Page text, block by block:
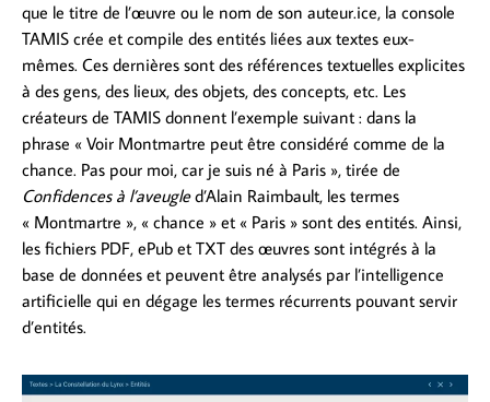
que le titre de l’œuvre ou le nom de son auteur.ice, la console
TAMIS crée et compile des entités liées aux textes eux-
mêmes. Ces dernières sont des références textuelles explicites
à des gens, des lieux, des objets, des concepts, etc. Les
créateurs de TAMIS donnent l’exemple suivant : dans la
phrase « Voir Montmartre peut être considéré comme de la
chance. Pas pour moi, car je suis né à Paris », tirée de
Confidences à l’aveugled’Alain Raimbault, les termes
« Montmartre », « chance » et « Paris » sont des entités. Ainsi,
les fichiers PDF, ePub et TXT des œuvres sont intégrés à la
base de données et peuvent être analysés par l’intelligence
artificielle qui en dégage les termes récurrents pouvant servir
d’entités.